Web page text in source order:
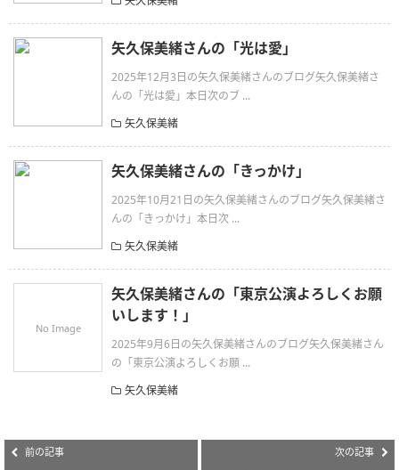
矢久保美緒さんの「光は愛」
2025年12月3日の矢久保美緒さんのブログ矢久保美緒さ
んの「光は愛」本日次のブ ...
矢久保美緒
矢久保美緒さんの「きっかけ」
2025年10月21日の矢久保美緒さんのブログ矢久保美緒さ
んの「きっかけ」本日次 ...
矢久保美緒
No Image
矢久保美緒さんの「東京公演よろしくお願
いします！」
2025年9月6日の矢久保美緒さんのブログ矢久保美緒さん
の「東京公演よろしくお願 ...
矢久保美緒
前の記事 次の記事